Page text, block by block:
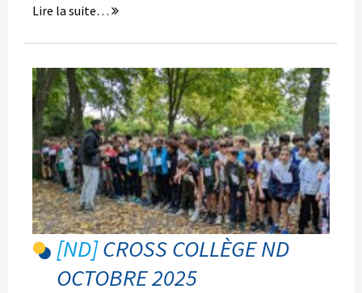
Cross
Collège
Dame
13/10/2025
-
Lire la suite…
CROSS COLLÈGE ND
OCTOBRE 2025